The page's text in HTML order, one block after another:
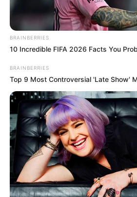
Início Tags
almoço de domingo
Coluna Feijão
GASTRONOMIA 13 de
BRAINBERRIES
10 Incredible FIFA 2026 Facts You
BRAINBERRIES
Top 9 Most Controversial 'Late Show'